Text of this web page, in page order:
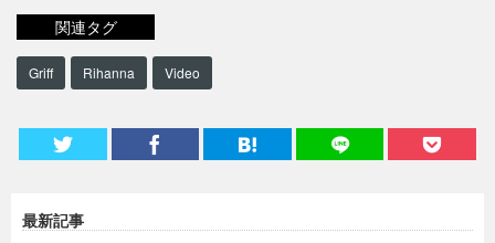
関連タグ
Griff Rihanna Video
最新記事